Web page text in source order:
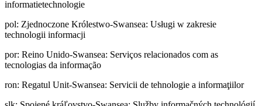
informatietechnologie
pol: Zjednoczone Królestwo-Swansea: Usługi w zakresie
technologii informacji
por: Reino Unido-Swansea: Serviços relacionados com as
tecnologias da informação
ron: Regatul Unit-Swansea: Servicii de tehnologie a informaţiilor